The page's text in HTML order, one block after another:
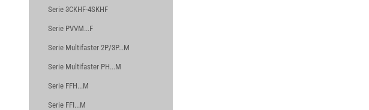
Serie 3CKHF-4SKHF
Serie PVVM...F
Serie Multifaster 2P/3P...M
Serie Multifaster PH...M
Serie FFH...M
Serie FFI...M